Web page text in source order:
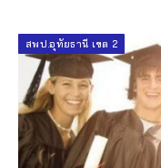
สพป.อุทัยธานี เขต 2